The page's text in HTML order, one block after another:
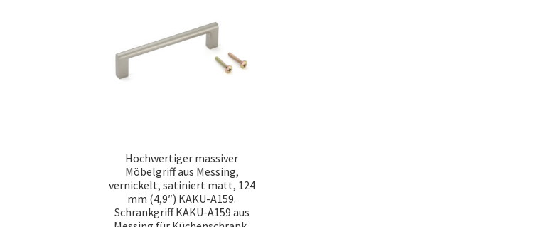
Hochwertiger massiver
Möbelgriff aus Messing,
vernickelt, satiniert matt, 124
mm (4,9″) KAKU-A159.
Schrankgriff KAKU-A159 aus